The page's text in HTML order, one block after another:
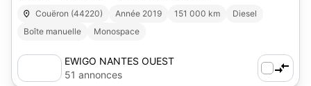
Couëron (44220) Année 2019 151 000 km
Diesel
Boîte manuelle
Monospace
EWIGO NANTES OUEST
51 annonces